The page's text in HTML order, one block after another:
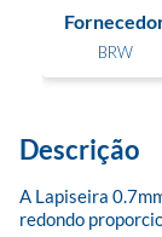
BRW
Descrição
A Lapiseira
redondo